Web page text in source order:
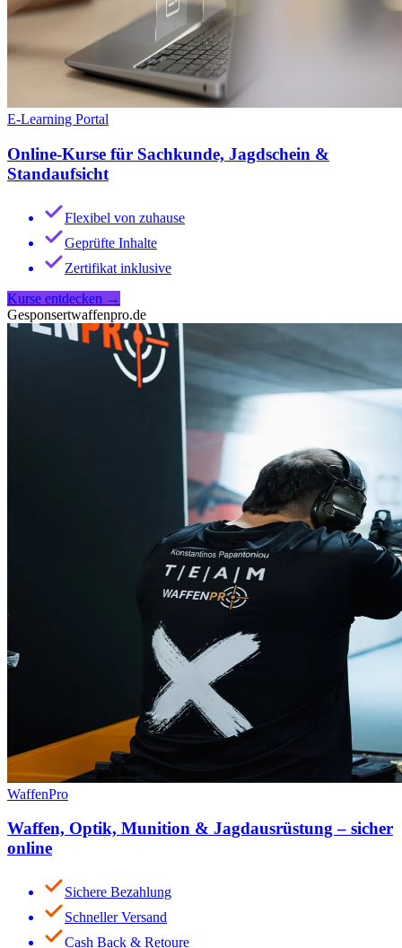
E-Learning Portal
Online-Kurse für Sachkunde, Jagdschein &
Standaufsicht
Flexibel von zuhause
Geprüfte Inhalte
Zertifikat inklusive
Kurse entdecken →
Gesponsertwaffenpro.de
WaffenPro
Waffen, Optik, Munition & Jagdausrüstung – sicher
online
Sichere Bezahlung
Schneller Versand
Cash Back & Retoure